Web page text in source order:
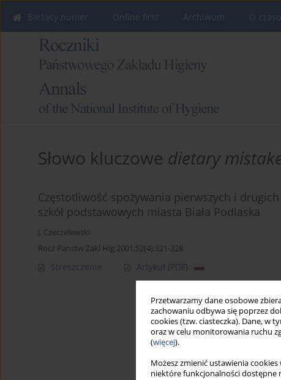
Przetwarzamy dane osobowe
zachowaniu odbywa się poprzez
cookies (tzw. ciasteczka). Dane, w
oraz w celu monitorowania ruchu
(więcej).
Możesz zmienić ustawienia
niektóre funkcjonalności dostępne
Bieżący numer Online first Archiwum O
Słowo kluczowe dietary
Częstotliwość spożywania pierwszych i
szkół podstawowych miasta Biała Podlaska
J. Czeczelewski
Rocz Panstw Zakl Hig 2001;52(4):321-328
Streszczenie Artykuł (PDF)